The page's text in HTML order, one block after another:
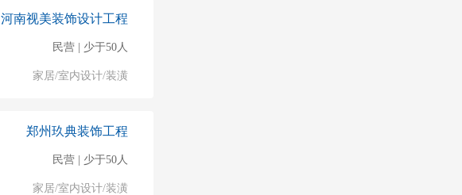
河南视美装饰设计工程
民营 | 少于50人
家居/室内设计/装潢
郑州玖典装饰工程
民营 | 少于50人
家居/室内设计/装潢